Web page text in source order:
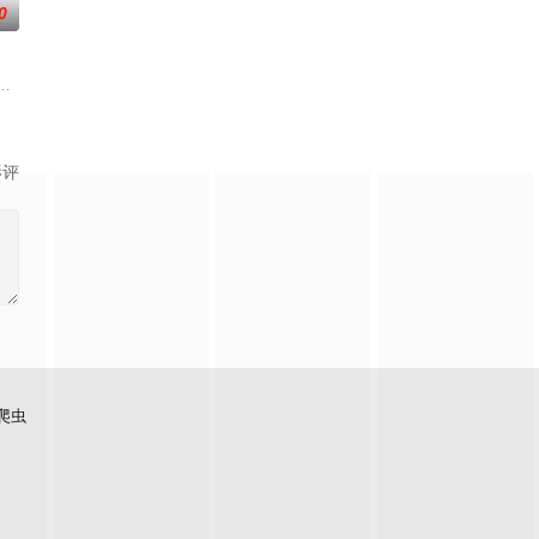
梦”，轻松“躺
个充满感官诱惑的虚拟领域。她在虚拟世界中释放欲望
评
虫